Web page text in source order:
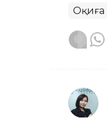
Оқиға